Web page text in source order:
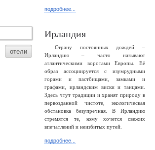
подробнее...
отели
Ирландия
Страну постоянных дождей –
Ирландию – часто называют
атлантическими воротами Европы. Её
образ ассоциируется с изумрудными
горами и пастбищами, замками и
графами, ирландским виски и танцами.
Здесь чтут традиции и хранят природу в
первозданной чистоте, экологическая
обстановка безупречная. В Ирландию
стремятся те, кому хочется свежих
впечатлений и неизбитых путей.
подробнее...